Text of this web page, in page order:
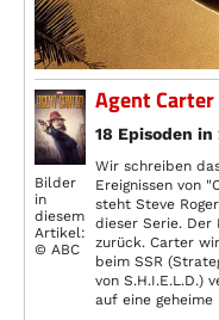
Bilder
in
diesem
Artikel:
© ABC
Agent Carter
18 Episoden
Wir schreiben
Ereignissen von
steht Steve
dieser Serie. Der
zurück. Carter
beim SSR
von S.H.I.E.L.D.)
auf eine geheime